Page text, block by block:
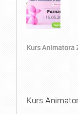
Kurs Animatora
Kurs